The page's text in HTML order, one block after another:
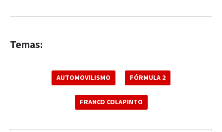
Temas:
AUTOMOVILISMO FÓRMULA 2
FRANCO COLAPINTO